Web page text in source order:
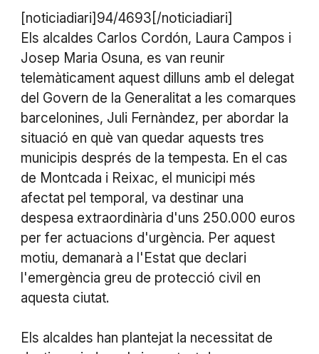
[noticiadiari]94/4693[/noticiadiari]
Els alcaldes Carlos Cordón, Laura Campos i
Josep Maria Osuna, es van reunir
telemàticament aquest dilluns amb el delegat
del Govern de la Generalitat a les comarques
barcelonines, Juli Fernàndez, per abordar la
situació en què van quedar aquests tres
municipis després de la tempesta. En el cas
de Montcada i Reixac, el municipi més
afectat pel temporal, va destinar una
despesa extraordinària d'uns 250.000 euros
per fer actuacions d'urgència. Per aquest
motiu, demanarà a l'Estat que declari
l'emergència greu de protecció civil en
aquesta ciutat.
Els alcaldes han plantejat la necessitat de